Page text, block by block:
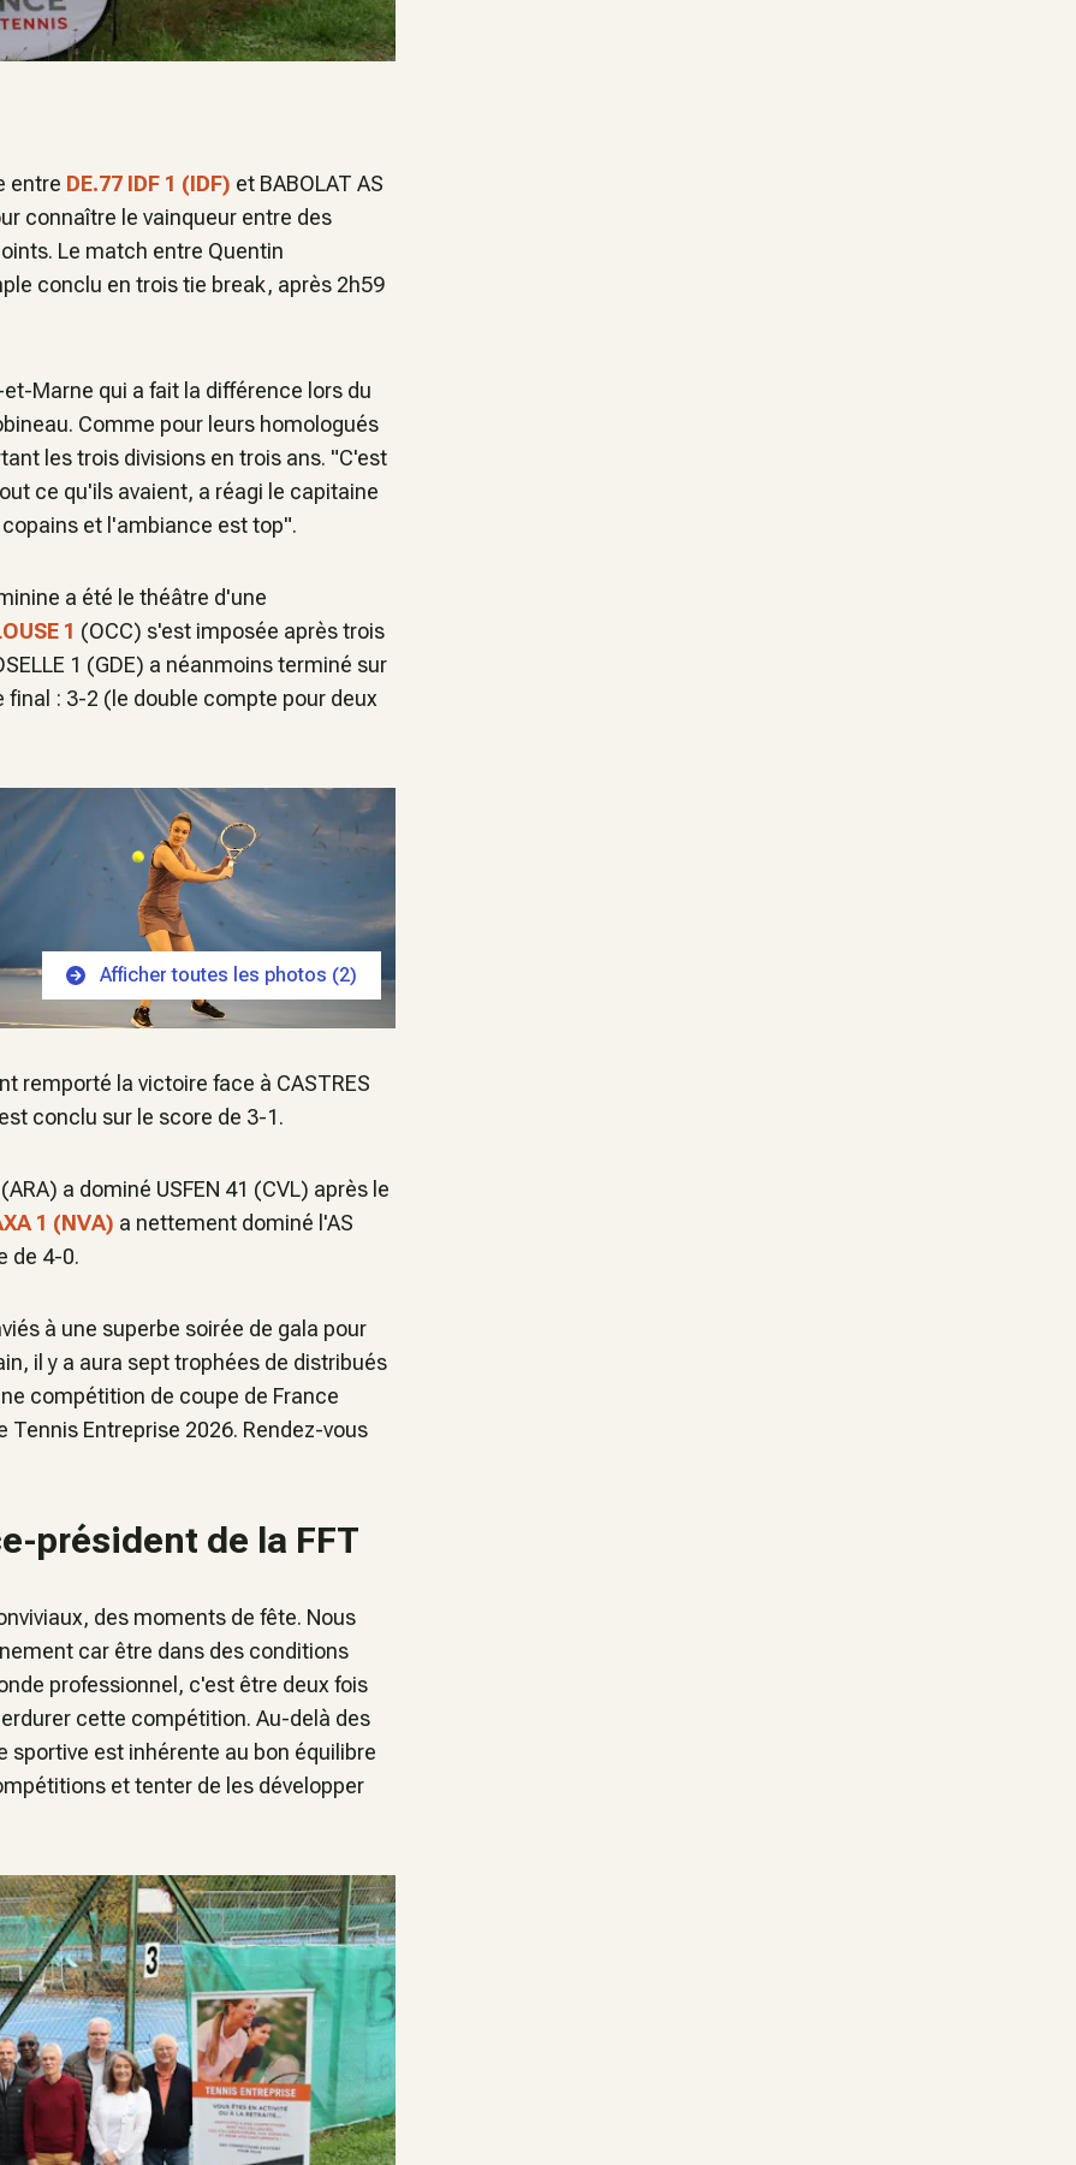
entre DE.77 IDF 1 (IDF) et BABOLAT AS
connaître le vainqueur entre des
Le match entre Quentin
conclu en trois tie break, après 2h59
Marne qui a fait la différence lors du
Comme pour leurs homologués
les trois divisions en trois ans. "C'est
ce qu'ils avaient, a réagi le capitaine
et l'ambiance est top".
a été le théâtre d'une
1 (OCC) s'est imposée après trois
1 (GDE) a néanmoins terminé sur
: 3-2 (le double compte pour deux
Afficher toutes les photos (2)
remporté la victoire face à CASTRES
conclu sur le score de 3-1.
(ARA) a dominé USFEN 41 (CVL) après le
1 (NVA) a nettement dominé l'AS
de 4-0.
à une superbe soirée de gala pour
il y a aura sept trophées de distribués
compétition de coupe de France
Entreprise 2026. Rendez-vous
président de la FFT
des moments de fête. Nous
car être dans des conditions
professionnel, c'est être deux fois
cette compétition. Au-delà des
sportive est inhérente au bon équilibre
et tenter de les développer